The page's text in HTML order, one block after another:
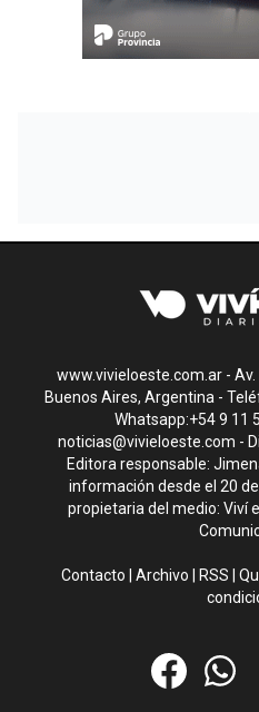
www.vivieloeste.com.ar -
Buenos Aires, Argentina -
Whatsapp:+54 9 11
noticias@vivieloeste.com -
Editora responsable:
información desde el 20
propietaria del medio: Viví
Contacto |Archivo RSS |